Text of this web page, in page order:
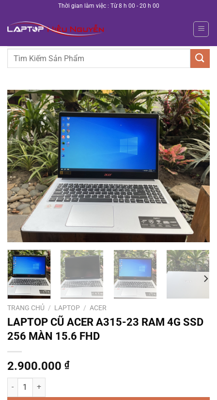
nội
Thời gian làm việc : Từ 8 h 00 - 20 h 00
Tìm
TRANG CHỦ / LAPTOP / ACER
LAPTOP CŨ ACER A315-23 RAM 4G SSD
256 MÀN 15.6 FHD
2.900.000 ₫
Số lượng